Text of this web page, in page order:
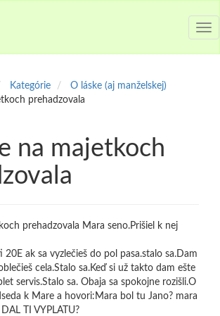
Kategórie
O láske (aj manželskej)
prehadzovala
na majetkoch
prehadzovala Mara seno.Prišiel k nej
ak sa vyzlečieš do pol pasa.stalo sa.Dam
cela.Stalo sa.Keď si už takto dam ešte
servis.Stalo sa. Obaja sa spokojne rozišli.O
k Mare a hovori:Mara bol tu Jano? mara
TI VYPLATU?